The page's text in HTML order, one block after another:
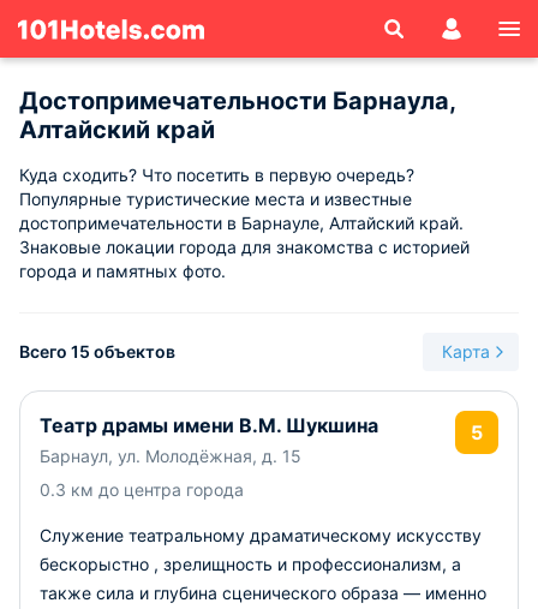
Достопримечательности Барнаула,
Алтайский край
Куда сходить? Что посетить в первую очередь?
Популярные туристические места и известные
достопримечательности в Барнауле, Алтайский край.
Знаковые локации города для знакомства с историей
города и памятных фото.
Всего 15 объектов Карта
Театр драмы имени В.М. Шукшина
Барнаул, ул. Молодёжная, д. 15
0.3 км до центра города
5
Служение театральному драматическому искусству
бескорыстно , зрелищность и профессионализм, а
также сила и глубина сценического образа — именно